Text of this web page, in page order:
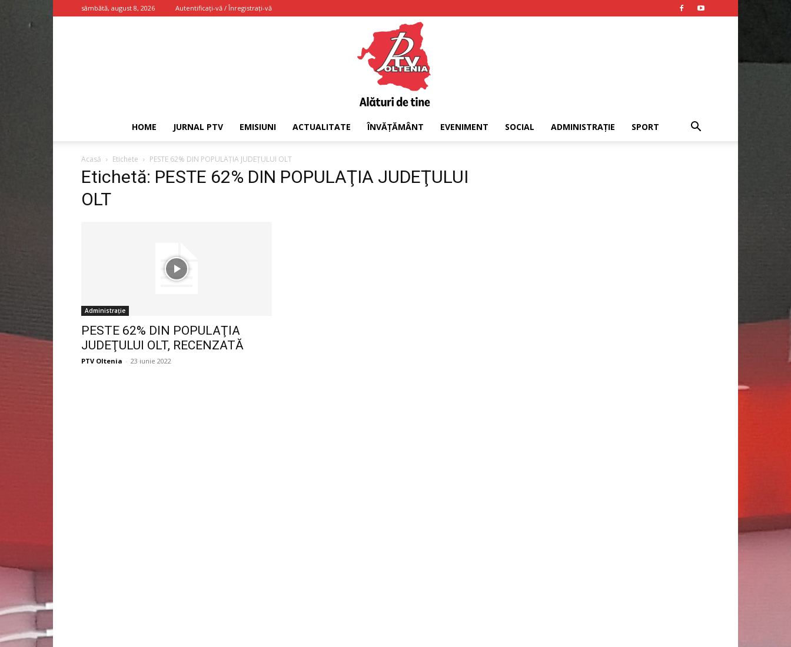
sâmbătă, august 8, 2026 Autentificați-vă / Înregistrați-vă
HOME JURNAL PTV EMISIUNI ACTUALITATE ÎNVĂȚĂMÂNT EVENIMENT SOCIAL ADMINISTRAȚIE SPORT
Acasă Etichete PESTE 62% DIN POPULAŢIA JUDEŢULUI OLT
Etichetă: PESTE 62% DIN POPULAŢIA JUDEŢULUI
OLT
Administrație
PESTE 62% DIN POPULAŢIA
JUDEŢULUI OLT, RECENZATĂ
PTV Oltenia - 23 iunie 2022